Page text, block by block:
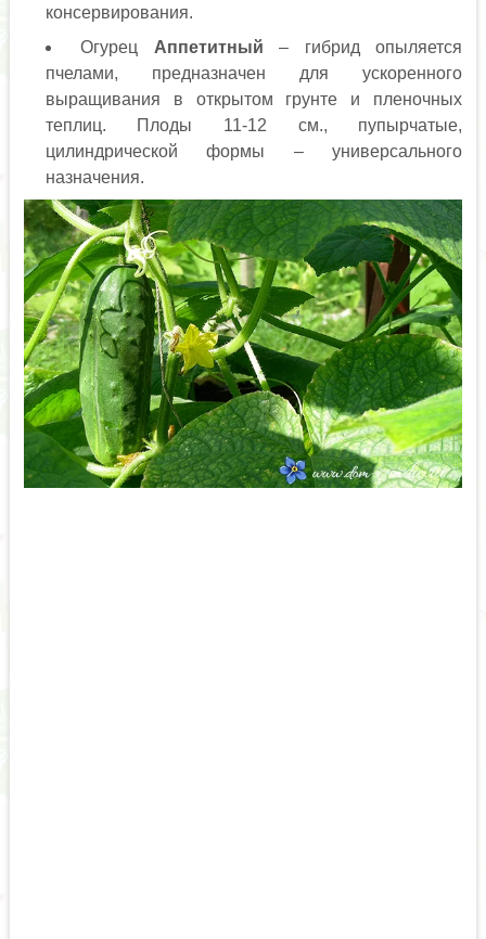
консервирования.
Огурец Аппетитный– гибрид опыляется
пчелами, предназначен для ускоренного
выращивания в открытом грунте и пленочных
теплиц. Плоды 11-12 см., пупырчатые,
цилиндрической формы – универсального
назначения.